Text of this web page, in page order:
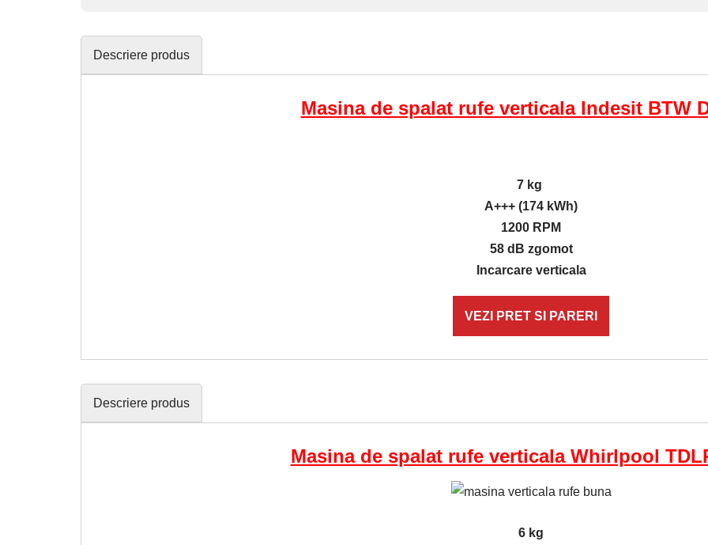
Descriere produs
Masina de spalat rufe verticala Indesit BTW
7 kg
A+++ (174 kWh)
1200 RPM
58 dB zgomot
Incarcare verticala
VEZI PRET SI PARERI
Descriere produs
Masina de spalat rufe verticala Whirlpool
6 kg